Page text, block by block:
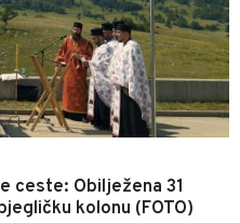
ceste: Obilježena 31
kolonu (FOTO)